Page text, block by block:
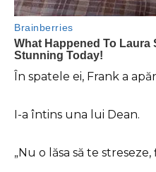
În spatele ei, Frank a
I-a întins una lui Dean.
„Nu o lăsa să te streseze,